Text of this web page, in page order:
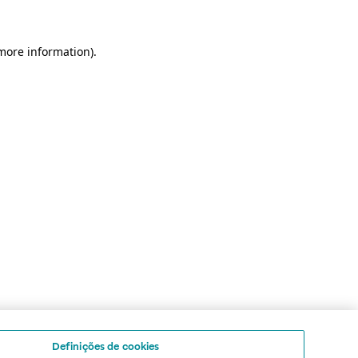
information).
Definições de cookies